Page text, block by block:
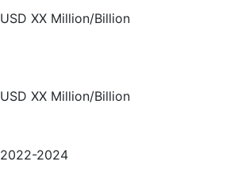
USD XX Million/Billion
USD XX Million/Billion
2022-2024